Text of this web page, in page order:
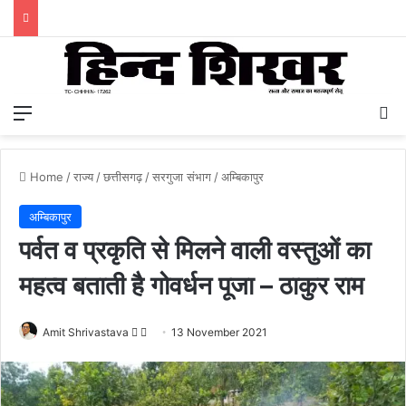
Home /राज्य/छत्तीसगढ़/सरगुजा संभाग/अम्बिकापुर
अम्बिकापुर
पर्वत व प्रकृति से मिलने वाली वस्तुओं का
महत्व बताती है गोवर्धन पूजा – ठाकुर राम
Amit Shrivastava
F
l
l
n
d
13 November 2021